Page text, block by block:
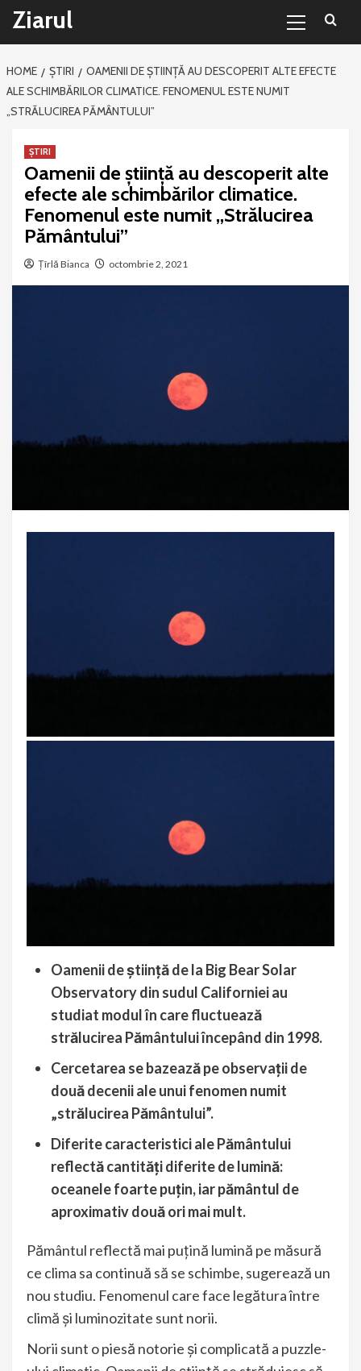
Sari
conținut
Ziarul
Menu
HOME ȘTIRI
OAMENII DE ȘTIINȚĂ AU DESCOPERIT ALTE EFECTE
ALE SCHIMBĂRILOR CLIMATICE. FENOMENUL ESTE NUMIT
„STRĂLUCIREA PĂMÂNTULUI”
ȘTIRI
Oamenii de știință au descoperit alte
efecte ale schimbărilor climatice.
Fenomenul este numit „Strălucirea
Pământului”
Țîrlă Bianca octombrie 2, 2021
Oamenii de ştiinţă de la Big Bear Solar
Observatory din sudul Californiei au
studiat modul în care fluctuează
strălucirea Pământului începând din 1998.
Cercetarea se bazează pe observaţii de
două decenii ale unui fenomen numit
„strălucirea Pământului”.
Diferite caracteristici ale Pământului
reflectă cantităţi diferite de lumină:
oceanele foarte puţin, iar pământul de
aproximativ două ori mai mult.
Pământul reflectă mai puţină lumină pe măsură
ce clima sa continuă să se schimbe, sugerează un
nou studiu. Fenomenul care face legătura între
climă şi luminozitate sunt norii.
Norii sunt o piesă notorie şi complicată a puzzle-